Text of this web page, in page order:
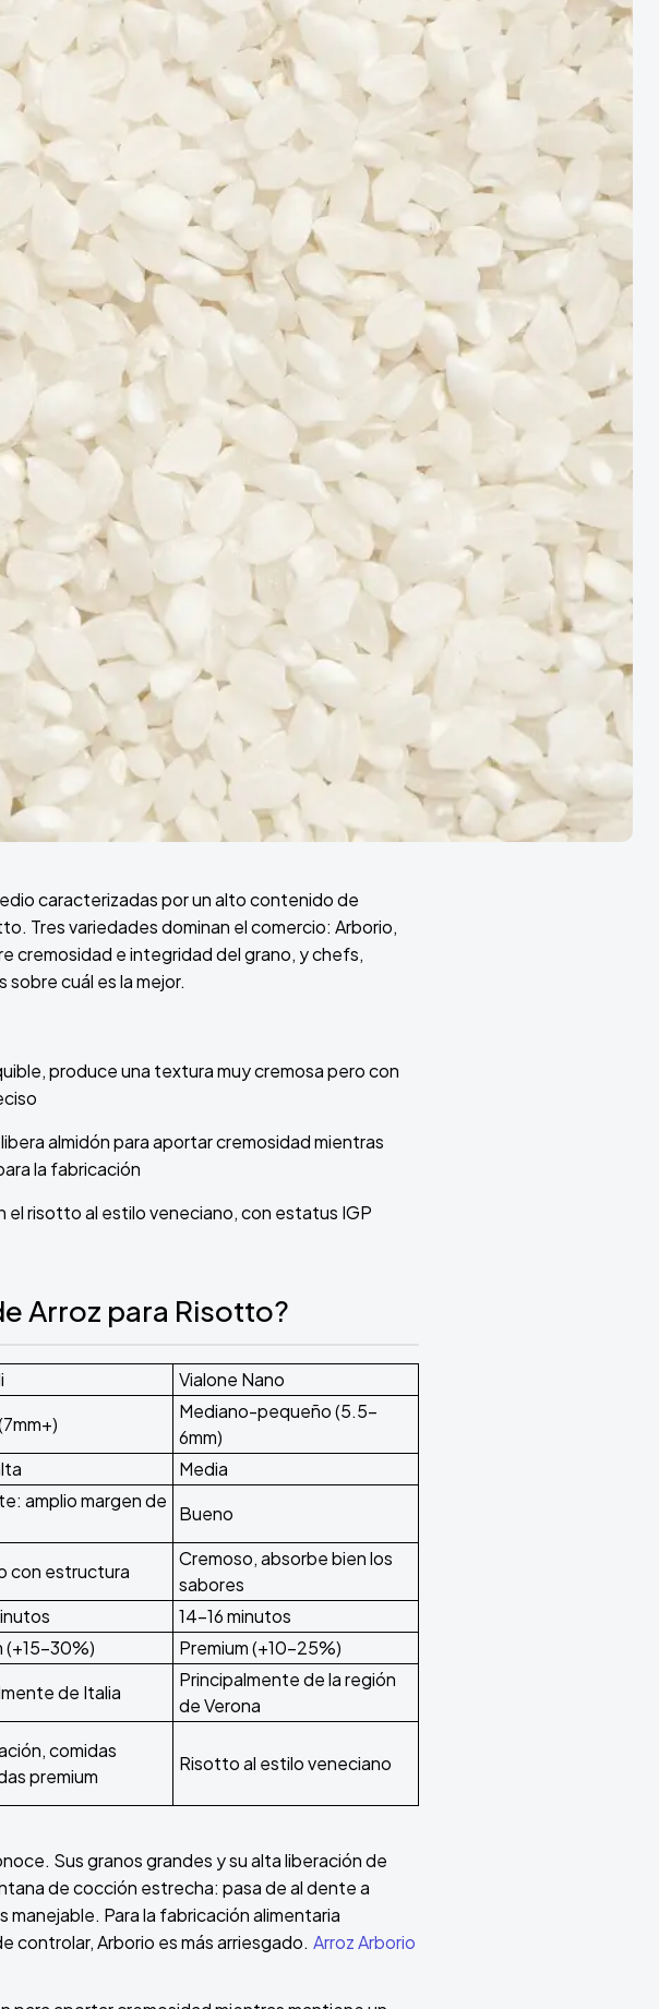
caracterizadas por un alto contenido de
Tres variedades dominan el comercio: Arborio,
cremosidad e integridad del grano, y chefs,
cuál es la mejor.
produce una textura muy cremosa pero con
almidón para aportar cremosidad mientras
la fabricación
risotto al estilo veneciano, con estatus IGP
Arroz para Risotto?
Vialone Nano
Mediano-pequeño (5.5-
6mm)
Media
amplio margen de
Bueno
con estructura
Cremoso, absorbe bien los
sabores
14-16 minutos
(+15-30%)
Premium (+10-25%)
de Italia
Principalmente de la región
de Verona
comidas
premium
Risotto al estilo veneciano
Sus granos grandes y su alta liberación de
de cocción estrecha: pasa de al dente a
Para la fabricación alimentaria
controlar, Arborio es más arriesgado. Arroz Arborio